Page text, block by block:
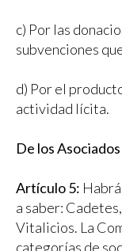
c) Por las
subvenciones
d) Por el
actividad lícita.
De los Asociados
Artículo 5:
a saber:
Vitalicios. La
categorías de